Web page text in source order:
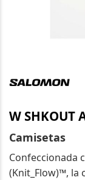
comienzo
la
galería
de
imágenes
W SHKOUT
Camisetas
Confeccionada
(Knit_Flow)™, la